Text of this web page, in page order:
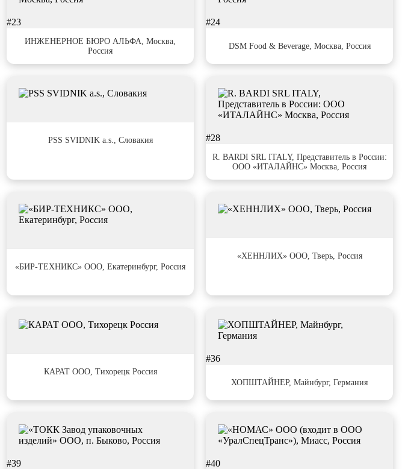
#23
ИНЖЕНЕРНОЕ БЮРО АЛЬФА, Москва,
Россия
#24
DSM Food & Beverage, Москва, Россия
PSS SVIDNIK a.s., Словакия #28
R. BARDI SRL ITALY, Представитель в России:
ООО «ИТАЛАЙНС» Москва, Россия
«БИР-ТЕХНИКС» ООО, Екатеринбург, Россия
«ХЕННЛИХ» ООО, Тверь, Россия
КАРАТ ООО, Тихорецк Россия
#36
ХОПШТАЙНЕР, Майнбург, Германия
#39 #40